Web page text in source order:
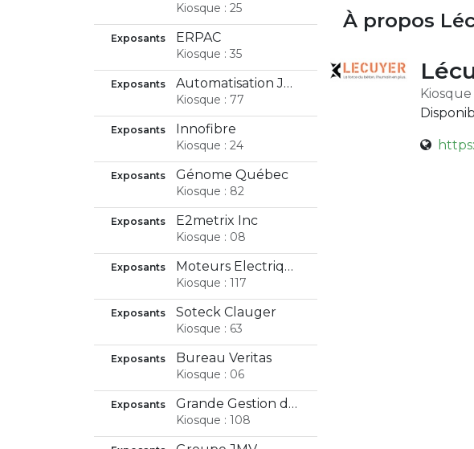
Kiosque : 25
Exposants ERPAC
Kiosque : 35
Exposants Automatisation JRT
Kiosque : 77
Exposants Innofibre
Kiosque : 24
Exposants Génome Québec
Kiosque : 82
Exposants E2metrix Inc
Kiosque : 08
Exposants Moteurs Électriques Laval Ltée
Kiosque : 117
Exposants Soteck Clauger
Kiosque : 63
Exposants Bureau Veritas
Kiosque : 06
Exposants Grande Gestion des Eaux
Kiosque : 108
À propos
Kiosque